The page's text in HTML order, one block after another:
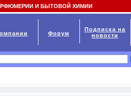
И БЫТОВОЙ ХИМИИ
Форум
Подписка на
новости